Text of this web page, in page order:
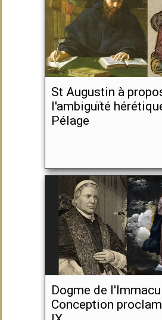
St Augustin à
l'ambiguïté
Pélage
Dogme de
Conception